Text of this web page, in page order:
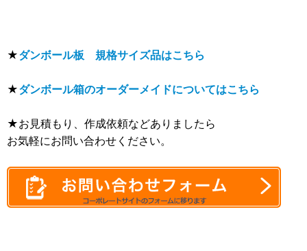
★ダンボール板 規格サイズ品はこちら
★ダンボール箱のオーダーメイドについてはこちら
★お見積もり、作成依頼などありましたら
お気軽にお問い合わせください。